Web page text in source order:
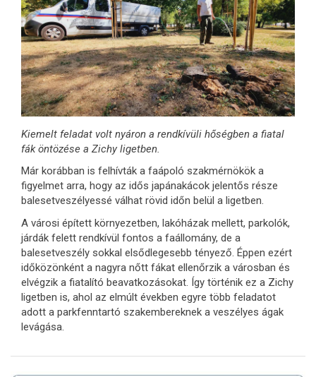
Kiemelt feladat volt nyáron a rendkívüli hőségben a fiatal
fák öntözése a Zichy ligetben.
Már korábban is felhívták a faápoló szakmérnökök a
figyelmet arra, hogy az idős japánakácok jelentős része
balesetveszélyessé válhat rövid időn belül a ligetben.
A városi épített környezetben, lakóházak mellett, parkolók,
járdák felett rendkívül fontos a faállomány, de a
balesetveszély sokkal elsődlegesebb tényező. Éppen ezért
időközönként a nagyra nőtt fákat ellenőrzik a városban és
elvégzik a fiatalító beavatkozásokat. Így történik ez a Zichy
ligetben is, ahol az elmúlt években egyre több feladatot
adott a parkfenntartó szakembereknek a veszélyes ágak
levágása.